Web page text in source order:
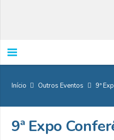
Início Outros Eventos 9ª
9ª Expo